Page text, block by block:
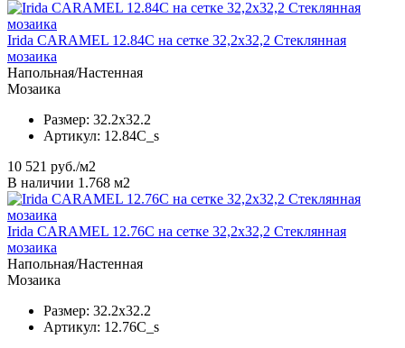
Irida CARAMEL 12.84C на сетке 32,2x32,2 Стеклянная
мозаика
Напольная/Настенная
Мозаика
Размер: 32.2x32.2
Артикул: 12.84C_s
10 521 руб./м2
В наличии 1.768 м2
Irida CARAMEL 12.76C на сетке 32,2x32,2 Стеклянная
мозаика
Напольная/Настенная
Мозаика
Размер: 32.2x32.2
Артикул: 12.76C_s